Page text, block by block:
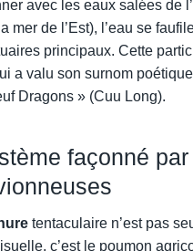
avec les eaux salées de l’
mer de l’Est), l’eau se
principaux. Cette
a valu son surnom
Dragons » (Cuu Long).
façonné
tentaculaire n’est pas
c’est le poumon